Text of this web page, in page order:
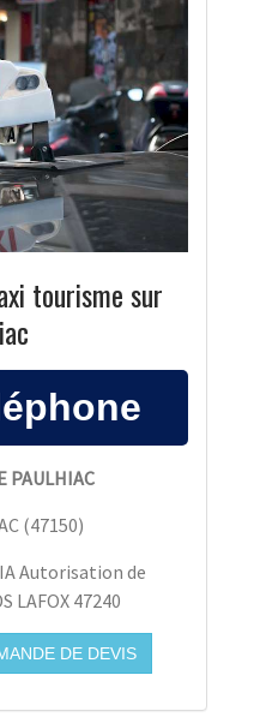
tourisme sur
PAULHIAC
(47150)
Autorisation de
LAFOX 47240
DE DEVIS